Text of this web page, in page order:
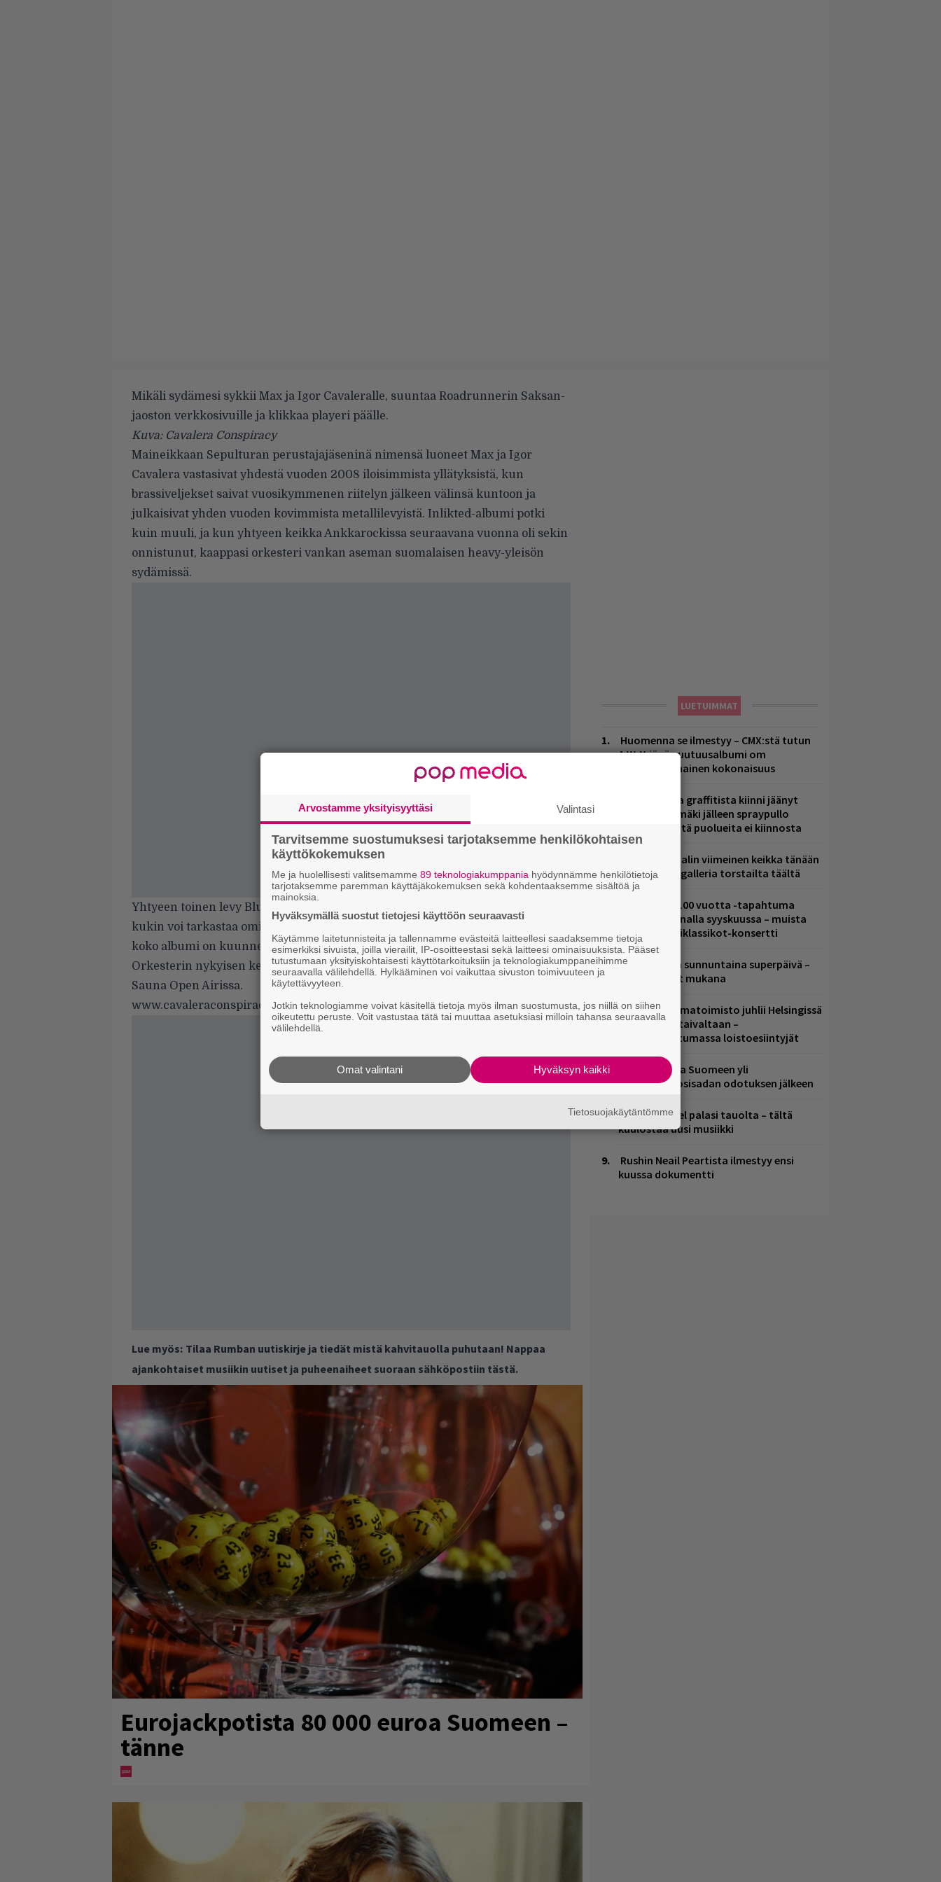
Mikäli sydämesi sykkii Max ja Igor Cavaleralle, suuntaa Roadrunnerin Saksan-
jaoston verkkosivuille ja klikkaa playeri päälle.
Kuva: Cavalera Conspiracy
Maineikkaan Sepulturan perustajajäseninä nimensä luoneet Max ja Igor
Cavalera vastasivat yhdestä vuoden 2008 iloisimmista yllätyksistä, kun
brassiveljekset saivat vuosikymmenen riitelyn jälkeen välinsä kuntoon ja
julkaisivat yhden vuoden kovimmista metallilevyistä. Inlikted-albumi potki
kuin muuli, ja kun yhtyeen keikka Ankkarockissa seuraavana vuonna oli sekin
onnistunut, kaappasi orkesteri vankan aseman suomalaisen heavy-yleisön
sydämissä.
Yhtyeen toinen levy Blunt Force Trauma julkaistaan 29. maaliskuuta. Nyt itse
kukin voi tarkastaa omin korvin, onko jälki yhtä tanakkaa kuin debyytillä, sillä
koko albumi on kuunneltavana ennakkoon Roadrunnerinkotisivuilla .
Orkesterin nykyisen keikkakunnon voi tarkastaa 10. kesäkuuta Tampereen
Sauna Open Airissa.
www.cavaleraconspiracy.com
Lue myös: Tilaa Rumban uutiskirje ja tiedät mistä kahvitauolla puhutaan! Nappaa
ajankohtaiset musiikin uutiset ja puheenaiheet suoraan sähköpostiin tästä.
Eurojackpotista 80 000 euroa Suomeen –
tänne
LUETUIMMAT
Huomenna se ilmestyy – CMX:stä tutun
A.W. Yrjänän uutuusalbumi om
mammuttimainen kokonaisuus
Laittomasta graffitista kiinni jäänyt
Paavo Arhinmäki jälleen spraypullo
kädessä – näitä puolueita ei kiinnosta
Eppu Normaalin viimeinen keikka tänään
– katso kuvagalleria torstailta täältä
Valtava Yle 100 vuotta -tapahtuma
Veikkaus Arenalla syyskuussa – muista
myös metalliklassikot-konsertti
Tampereella sunnuntaina superpäivä –
nämä artistit mukana
Mainio ohjelmatoimisto juhlii Helsingissä
10-vuotista taivaltaan –
ilmaistapahtumassa loistoesiintyjät
Weezer palaa Suomeen yli
neljännesvuosisadan odotuksen jälkeen
Blind Channel palasi tauolta – tältä
kuulostaa uusi musiikki
Rushin Neail Peartista ilmestyy ensi
kuussa dokumentti
Arvostamme yksityisyyttäsi Valintasi
Tarvitsemme suostumuksesi tarjotaksemme henkilökohtaisen
käyttökokemuksen
Me ja huolellisesti valitsemamme 89 teknologiakumppania hyödynnämme henkilötietoja
tarjotaksemme paremman käyttäjäkokemuksen sekä kohdentaaksemme sisältöä ja
mainoksia.
Hyväksymällä suostut tietojesi käyttöön seuraavasti
Käytämme laitetunnisteita ja tallennamme evästeitä laitteellesi saadaksemme tietoja
esimerkiksi sivuista, joilla vierailit, IP-osoitteestasi sekä laitteesi ominaisuuksista. Pääset
tutustumaan yksityiskohtaisesti käyttötarkoituksiin ja teknologiakumppaneihimme
seuraavalla välilehdellä. Hylkääminen voi vaikuttaa sivuston toimivuuteen ja
käytettävyyteen.
Jotkin teknologiamme voivat käsitellä tietoja myös ilman suostumusta, jos niillä on siihen
oikeutettu peruste. Voit vastustaa tätä tai muuttaa asetuksiasi milloin tahansa seuraavalla
välilehdellä.
Hyväksyn kaikki
Omat valintani
Tietosuojakäytäntömme